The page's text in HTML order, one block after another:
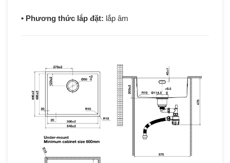
• Phương thức lắp đặt: lắp âm